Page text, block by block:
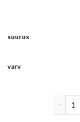
suurus
varv